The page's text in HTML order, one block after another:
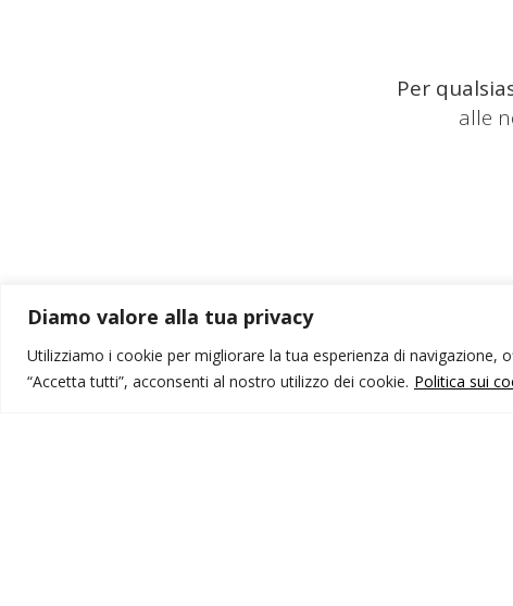
Diamo valore alla tua privacy
Utilizziamo i cookie per migliorare la tua esperienza di
“Accetta tutti”, acconsenti al nostro utilizzo dei cookie. Politica sui
Per
alle